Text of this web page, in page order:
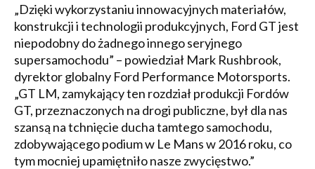
„Dzięki wykorzystaniu innowacyjnych materiałów,
konstrukcji i technologii produkcyjnych, Ford GT jest
niepodobny do żadnego innego seryjnego
supersamochodu” – powiedział Mark Rushbrook,
dyrektor globalny Ford Performance Motorsports.
„GT LM, zamykający ten rozdział produkcji Fordów
GT, przeznaczonych na drogi publiczne, był dla nas
szansą na tchnięcie ducha tamtego samochodu,
zdobywającego podium w Le Mans w 2016 roku, co
tym mocniej upamiętniło nasze zwycięstwo.”